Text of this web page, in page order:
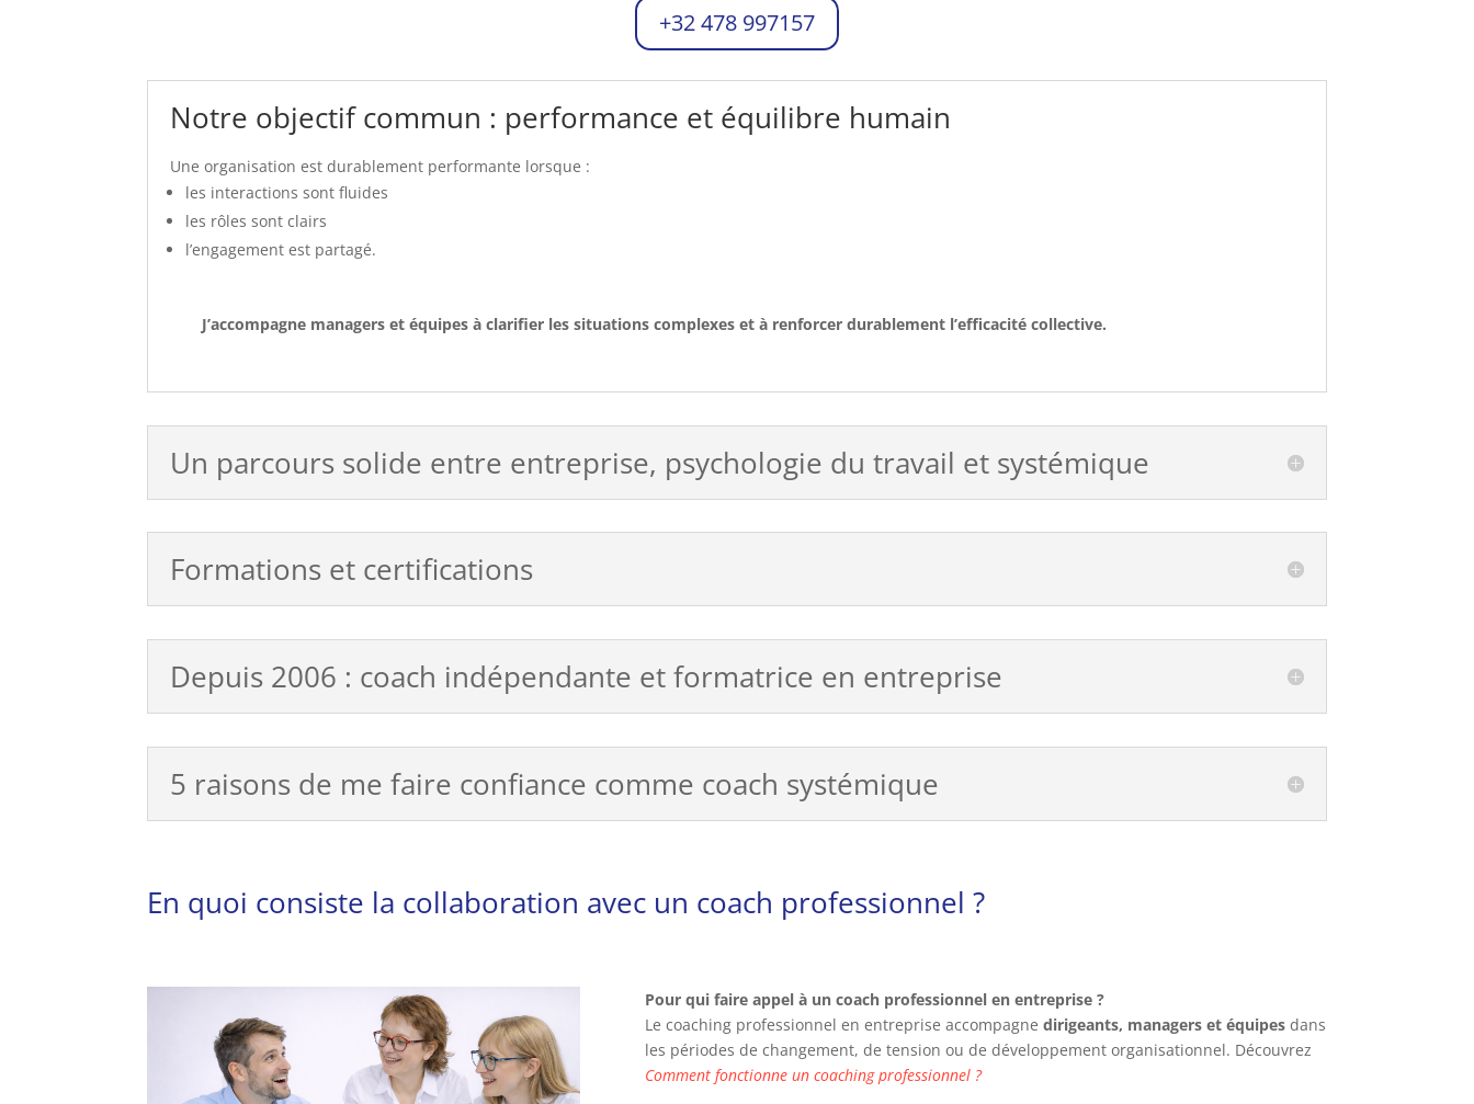
+32 478 997157
Notre objectif commun : performance et équilibre humain
Une organisation est durablement performante lorsque :
les interactions sont fluides
les rôles sont clairs
l’engagement est partagé.
J’accompagne managers et équipes à clarifier les situations complexes et à renforcer durablement l’efficacité collective.
Un parcours solide entre entreprise, psychologie du travail et systémique
Formations et certifications
Depuis 2006 : coach indépendante et formatrice en entreprise
5 raisons de me faire confiance comme coach systémique
En quoi consiste la collaboration avec un coach professionnel ?
Pour qui faire appel à un coach professionnel en entreprise ?
Le coaching professionnel en entreprise accompagnedirigeants, managers et équipes dans
les périodes de changement, de tension ou de développement organisationnel. Découvrez
Comment fonctionne un coaching professionnel ?